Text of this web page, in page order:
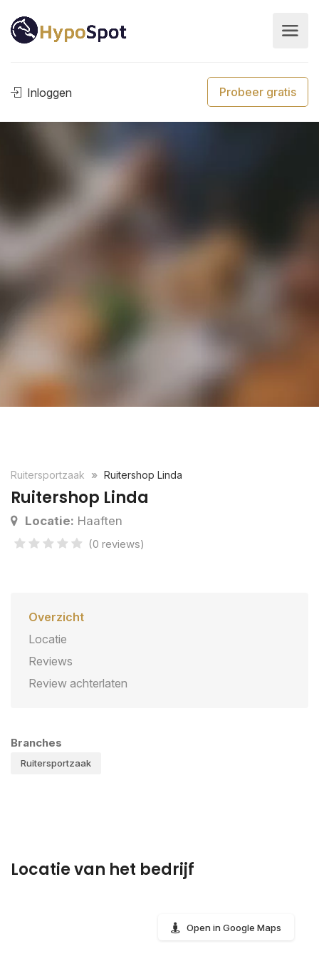
Inloggen Probeer gratis
Ruitersportzaak Ruitershop Linda
Ruitershop Linda
Locatie: Haaften
(0 reviews)
Overzicht
Locatie
Reviews
Review achterlaten
Branches
Ruitersportzaak
Locatie van het bedrijf
Open in Google Maps